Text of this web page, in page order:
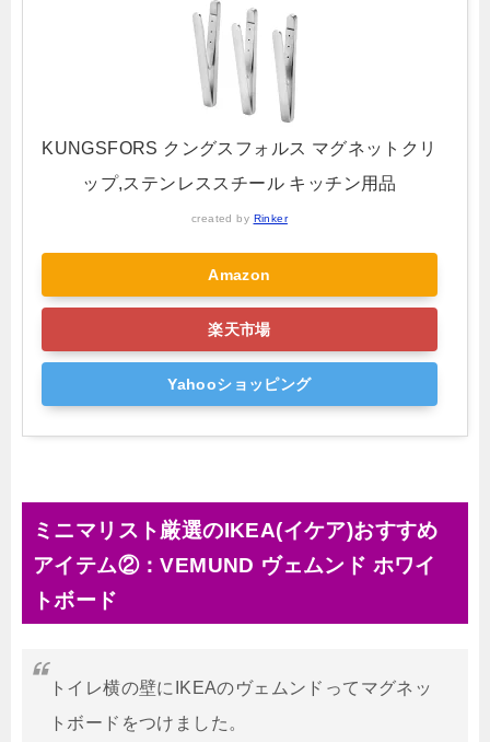
KUNGSFORS クングスフォルス マグネットクリ
ップ,ステンレススチール キッチン用品
created by Rinker
Amazon
楽天市場
Yahooショッピング
ミニマリスト厳選のIKEA(イケア)おすすめ
アイテム②：VEMUND ヴェムンド ホワイ
トボード
トイレ横の壁にIKEAのヴェムンドってマグネッ
トボードをつけました。